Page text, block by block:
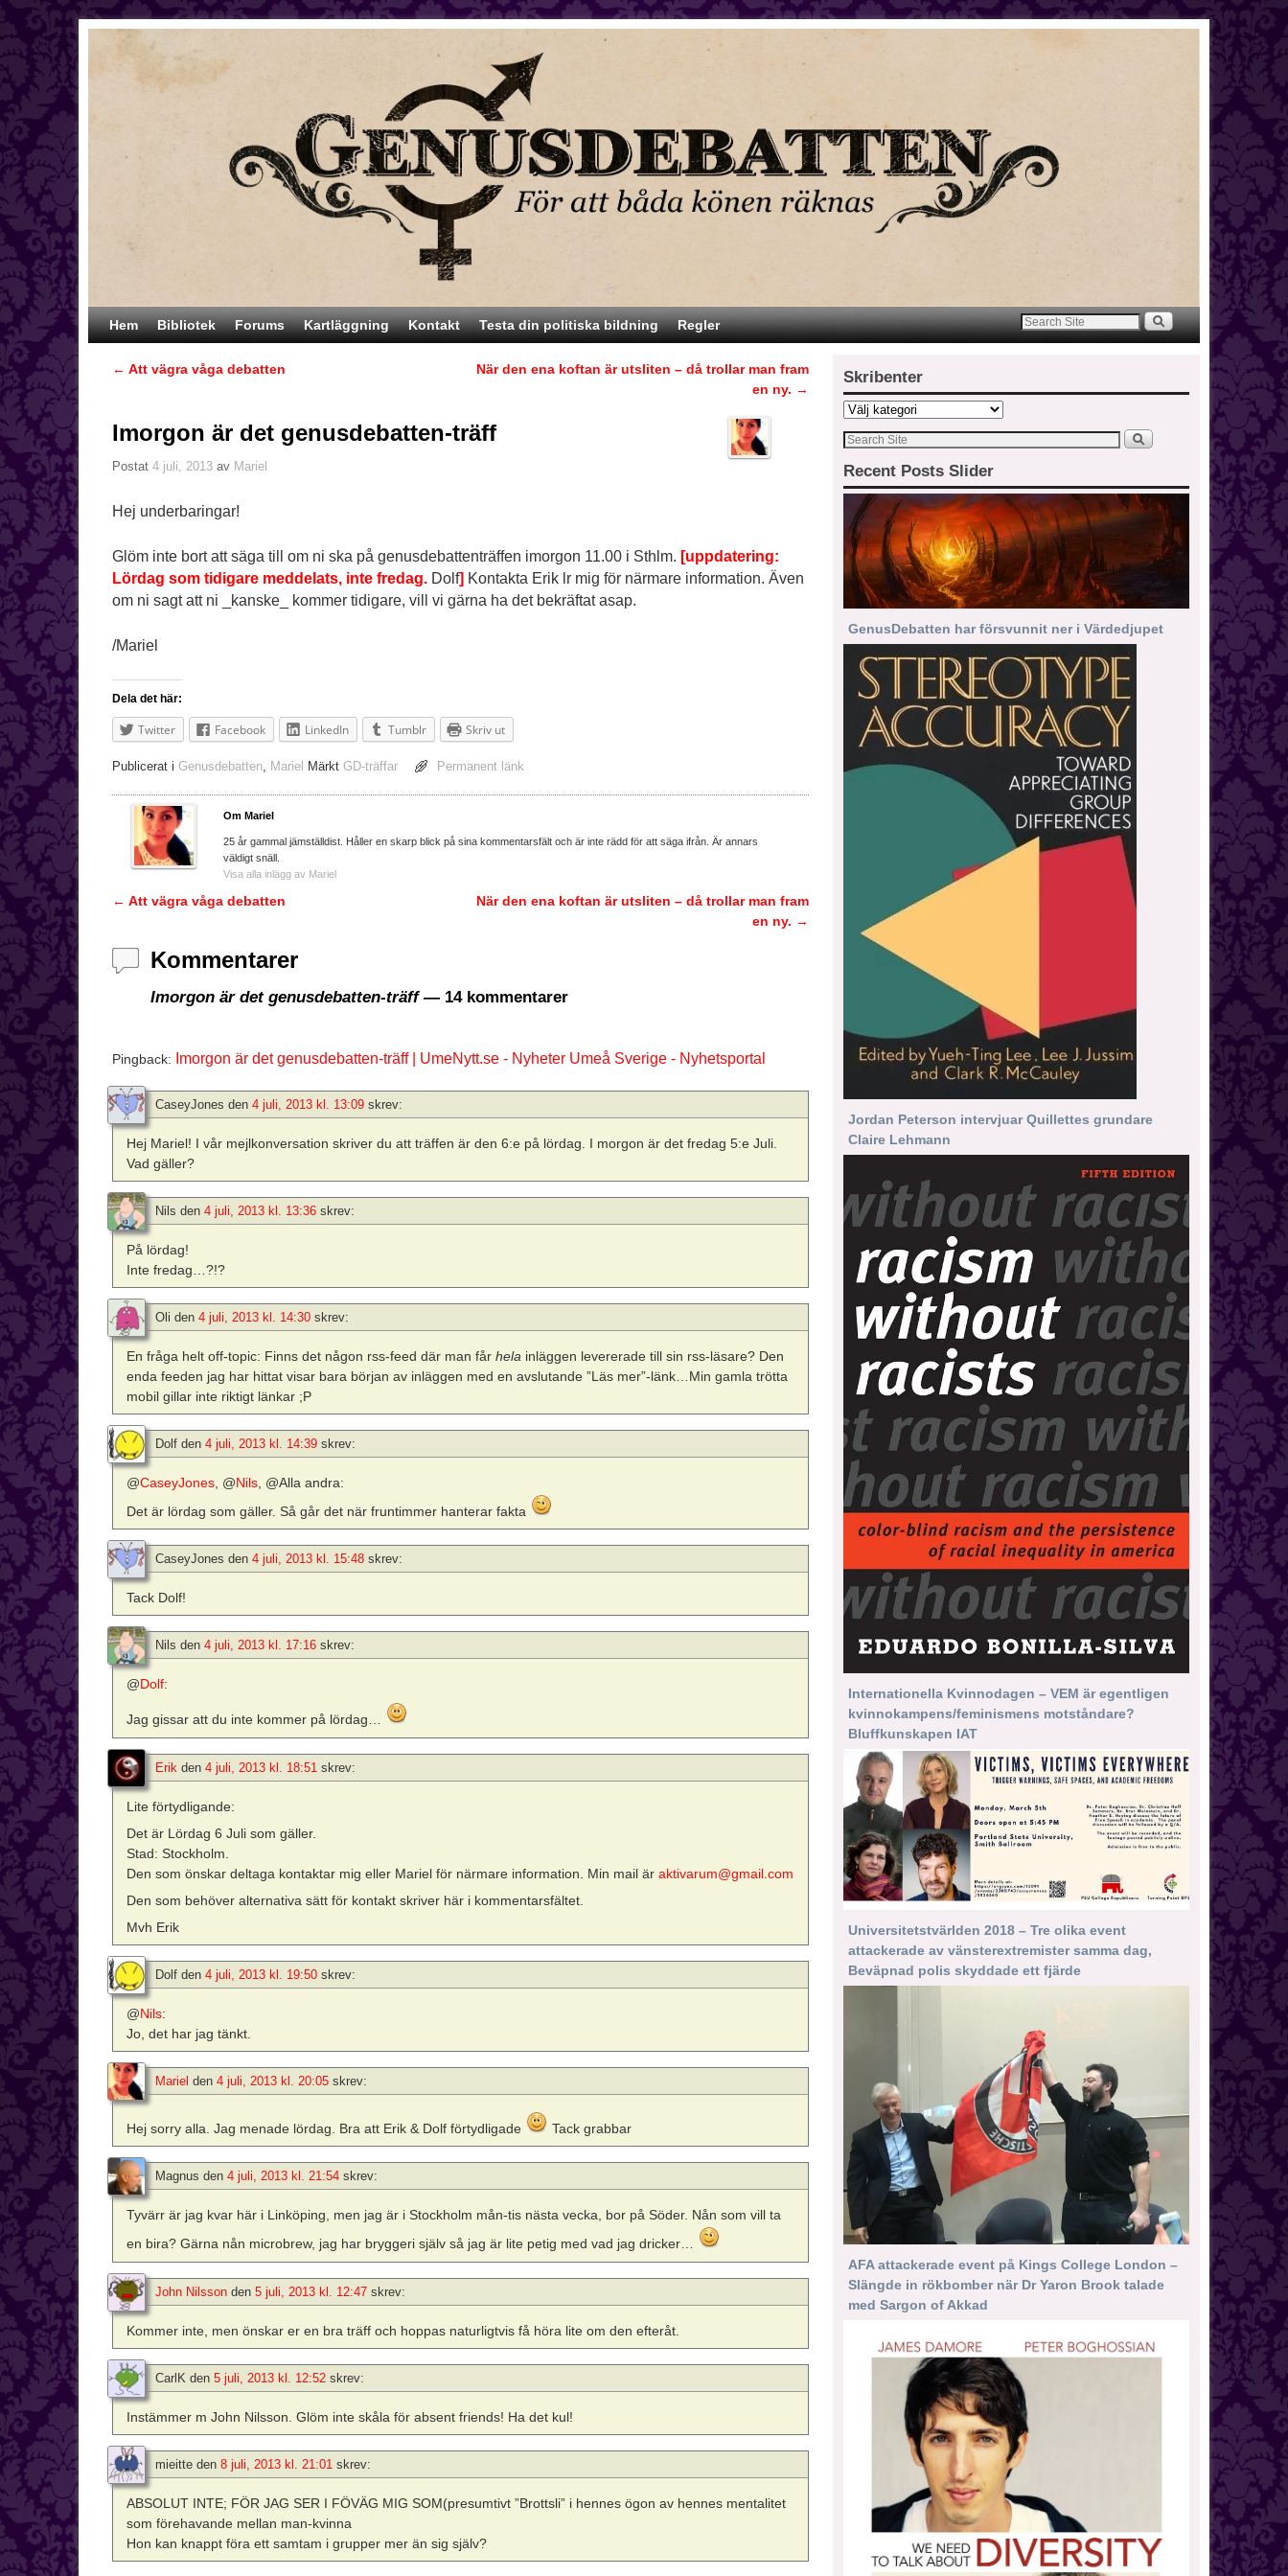
Hoppa till huvudinnehåll
Hoppa till sekundärt innehåll
Hem Bibliotek Forums Kartläggning Kontakt Testa din politiska bildning Regler
Inläggsnavigering
← Att vägra våga debatten
När den ena koftan är utsliten – då trollar man fram
en ny. →
Imorgon är det genusdebatten-träff
Postat 4 juli, 2013 av Mariel
Hej underbaringar!
Glöm inte bort att säga till om ni ska på genusdebattenträffen imorgon 11.00 i Sthlm. [uppdatering:
Lördag som tidigare meddelats, inte fredag. Dolf] Kontakta Erik lr mig för närmare information. Även
om ni sagt att ni _kanske_ kommer tidigare, vill vi gärna ha det bekräftat asap.
/Mariel
Dela det här:
Twitter Facebook LinkedIn Tumblr Skriv ut
Publicerat i Genusdebatten, Mariel Märkt GD-träffar Permanent länk
Om Mariel
25 år gammal jämställdist. Håller en skarp blick på sina kommentarsfält och är inte rädd för att säga ifrån. Är annars
väldigt snäll.
Visa alla inlägg av Mariel
Inläggsnavigering
← Att vägra våga debatten
När den ena koftan är utsliten – då trollar man fram
en ny. →
Kommentarer
Imorgon är det genusdebatten-träff— 14 kommentarer
Pingback: Imorgon är det genusdebatten-träff | UmeNytt.se - Nyheter Umeå Sverige - Nyhetsportal
CaseyJones den 4 juli, 2013 kl. 13:09 skrev:
Hej Mariel! I vår mejlkonversation skriver du att träffen är den 6:e på lördag. I morgon är det fredag 5:e Juli.
Vad gäller?
Nils den 4 juli, 2013 kl. 13:36 skrev:
På lördag!
Inte fredag…?!?
Oli den 4 juli, 2013 kl. 14:30 skrev:
En fråga helt off-topic: Finns det någon rss-feed där man fårhela inläggen levererade till sin rss-läsare? Den
enda feeden jag har hittat visar bara början av inläggen med en avslutande ”Läs mer”-länk…Min gamla trötta
mobil gillar inte riktigt länkar ;P
Dolf den 4 juli, 2013 kl. 14:39 skrev:
@CaseyJones , @Nils , @Alla andra:
Det är lördag som gäller. Så går det när fruntimmer hanterar fakta
CaseyJones den 4 juli, 2013 kl. 15:48 skrev:
Tack Dolf!
Nils den 4 juli, 2013 kl. 17:16 skrev:
@Dolf:
Jag gissar att du inte kommer på lördag…
Erik den 4 juli, 2013 kl. 18:51 skrev:
Lite förtydligande:
Det är Lördag 6 Juli som gäller.
Stad: Stockholm.
Den som önskar deltaga kontaktar mig eller Mariel för närmare information. Min mail äraktivarum@gmail.com
Den som behöver alternativa sätt för kontakt skriver här i kommentarsfältet.
Mvh Erik
Dolf den 4 juli, 2013 kl. 19:50 skrev:
@Nils:
Jo, det har jag tänkt.
Mariel den 4 juli, 2013 kl. 20:05 skrev:
Hej sorry alla. Jag menade lördag. Bra att Erik & Dolf förtydligade Tack grabbar
Magnus den 4 juli, 2013 kl. 21:54 skrev:
Tyvärr är jag kvar här i Linköping, men jag är i Stockholm mån-tis nästa vecka, bor på Söder. Nån som vill ta
en bira? Gärna nån microbrew, jag har bryggeri själv så jag är lite petig med vad jag dricker…
John Nilsson den 5 juli, 2013 kl. 12:47 skrev:
Kommer inte, men önskar er en bra träff och hoppas naturligtvis få höra lite om den efteråt.
CarlK den 5 juli, 2013 kl. 12:52 skrev:
Instämmer m John Nilsson. Glöm inte skåla för absent friends! Ha det kul!
mieitte den 8 juli, 2013 kl. 21:01 skrev:
ABSOLUT INTE; FÖR JAG SER I FÖVÄG MIG SOM(presumtivt ”Brottsli” i hennes ögon av hennes mentalitet
som förehavande mellan man-kvinna
Hon kan knappt föra ett samtam i grupper mer än sig själv?
Skribenter
Recent Posts Slider
GenusDebatten har försvunnit ner i Värdedjupet
Jordan Peterson intervjuar Quillettes grundare
Claire Lehmann
Internationella Kvinnodagen – VEM är egentligen
kvinnokampens/feminismens motståndare?
Bluffkunskapen IAT
Universitetstvärlden 2018 – Tre olika event
attackerade av vänsterextremister samma dag,
Beväpnad polis skyddade ett fjärde
AFA attackerade event på Kings College London –
Slängde in rökbomber när Dr Yaron Brook talade
med Sargon of Akkad